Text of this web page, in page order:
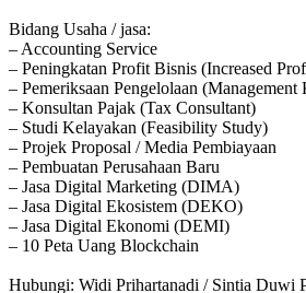
Bidang Usaha / jasa:
– Accounting Service
– Peningkatan Profit Bisnis (Increased
– Pemeriksaan Pengelolaan
– Konsultan Pajak (Tax Consultant)
– Studi Kelayakan (Feasibility Study)
– Projek Proposal / Media Pembiayaan
– Pembuatan Perusahaan Baru
– Jasa Digital Marketing (DIMA)
– Jasa Digital Ekosistem (DEKO)
– Jasa Digital Ekonomi (DEMI)
– 10 Peta Uang Blockchain
Hubungi: Widi Prihartanadi / Sintia Duwi